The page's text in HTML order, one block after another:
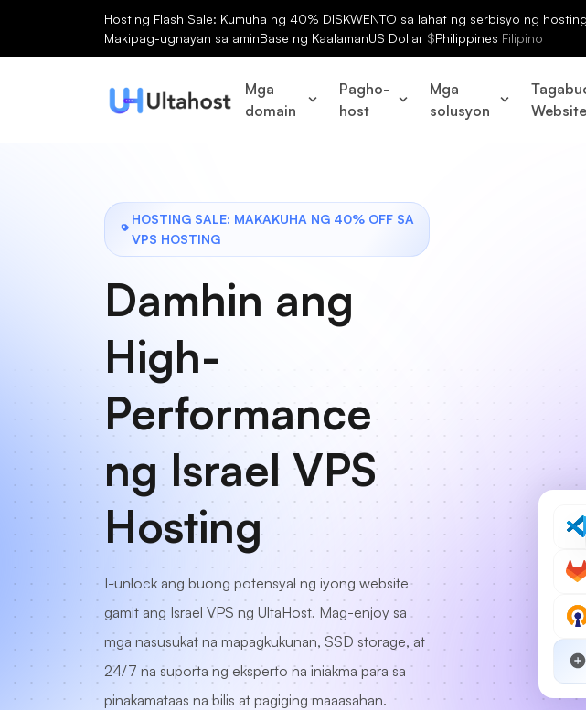
Hosting Flash Sale: Kumuha ng 40% DISKWENTO sa lahat ng serbisyo ng
Makipag-ugnayan sa aminBase ng KaalamanUS Dollar $Philippines Filipino
Mga
domain
Pagho-
host
Mga
solusyon
Website
HOSTING SALE: MAKAKUHA NG 40% OFF SA
VPS HOSTING
Damhin ang
High-
Performance
ng Israel VPS
Hosting
I-unlock ang buong potensyal ng iyong website
gamit ang Israel VPS ng UltaHost. Mag-enjoy sa
mga nasusukat na mapagkukunan, SSD storage, at
24/7 na suporta ng eksperto na iniakma para sa
pinakamataas na bilis at pagiging maaasahan.